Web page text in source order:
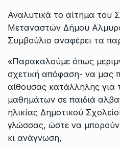
Αναλυτικά το αίτημα του
Μεταναστών Δήμου
Συμβούλιο αναφέρει τα
«Παρακαλούμε όπως
σχετική απόφαση- να μας
αίθουσας κατάλληλης για
μαθημάτων σε παιδιά
ηλικίας Δημοτικού
γλώσσας, ώστε να
κι ανάγνωση,